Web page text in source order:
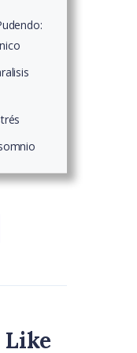
Like